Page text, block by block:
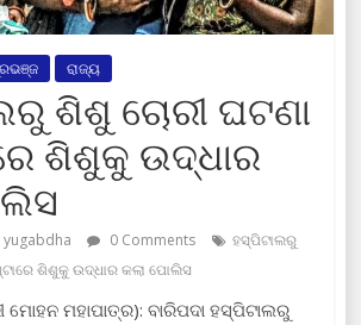
ରାଜ୍ୟ
ଶିଶୁ ଚୋରୀ ଘଟଣା
ଶିଶୁକୁ ଉଦ୍ଧାର
yugabdha 0 Comments
ହସ୍ପିଟାଲରୁ
ଶିଶୁକୁ ଉଦ୍ଧାର କଲା ପୋଲିସ
ମହାପାତ୍ର): ବାରିପଦା ହସ୍ପିଟାଲରୁ